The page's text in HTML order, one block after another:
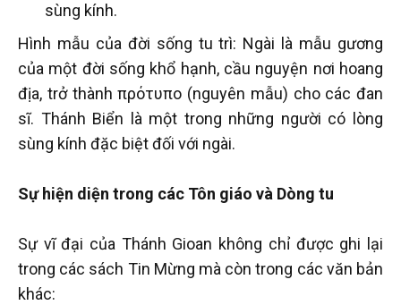
sùng kính.
Hình mẫu của đời sống tu trì: Ngài là mẫu gương
của một đời sống khổ hạnh, cầu nguyện nơi hoang
địa, trở thành πρότυπο (nguyên mẫu) cho các đan
sĩ. Thánh Biển là một trong những người có lòng
sùng kính đặc biệt đối với ngài.
Sự hiện diện trong các Tôn giáo và Dòng tu
Sự vĩ đại của Thánh Gioan không chỉ được ghi lại
trong các sách Tin Mừng mà còn trong các văn bản
khác: